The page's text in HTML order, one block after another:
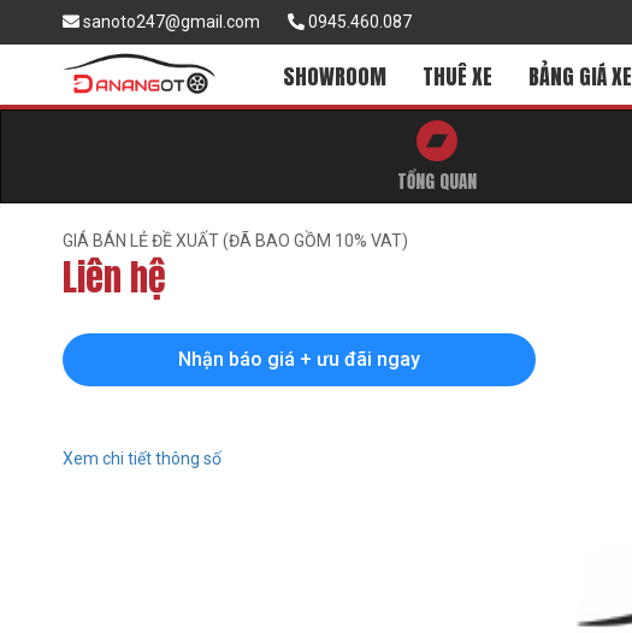
sanoto247@gmail.com 0945.460.087
SHOWROOM THUÊ XE BẢNG GIÁ XE
TỔNG QUAN
GIÁ BÁN LẺ ĐỀ XUẤT (ĐÃ BAO GỒM 10% VAT)
Liên hệ
Nhận báo giá + ưu đãi ngay
Xem chi tiết thông số